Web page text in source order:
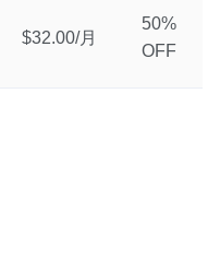
$32.00/月
50%
OFF